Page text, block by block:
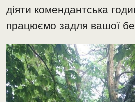
діяти комендантська
працюємо задля вашої